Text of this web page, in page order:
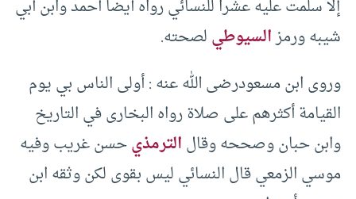
إلا سلمت عليه عشرا للنسائي رواه أيضا أحمد وابن أبي
شيبه ورمزالسيوطيلصحته.
وروى ابن مسعودرضى الله عنه : أولى الناس بي يوم
القيامة أكثرهم على صلاة رواه البخارى في التاريخ
وابن حبان وصححه وقالالترمذيحسن غريب وفيه
موسي الزمعي قال النسائي ليس بقوى لكن وثقه ابن